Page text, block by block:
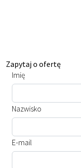
Zapytaj o ofertę
Imię
Nazwisko
E-mail